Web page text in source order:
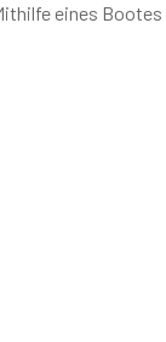
eines